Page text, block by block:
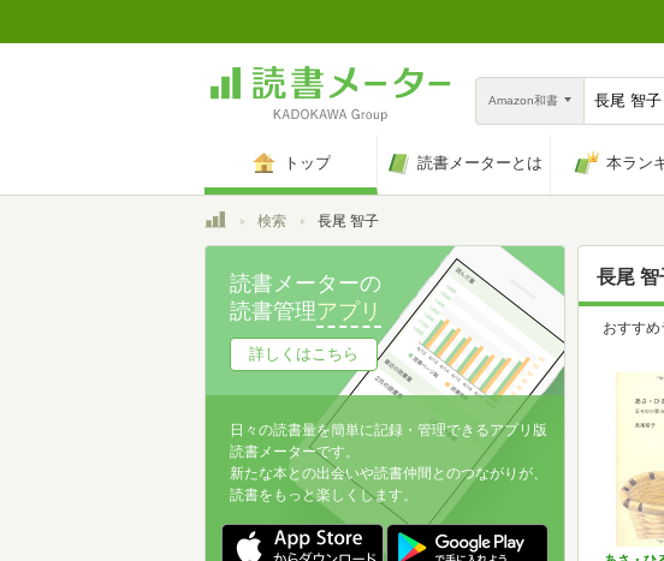
Amazon和書
トップ 読書メーターとは 本ラン
トップ検索 長尾 智子
長尾 智
おすす
読書メーターの
読書管理アプリ
詳しくはこちら
日々の読書量を簡単に記録・管理できるアプリ版
読書メーターです。
新たな本との出会いや読書仲間とのつながりが、
読書をもっと楽しくします。